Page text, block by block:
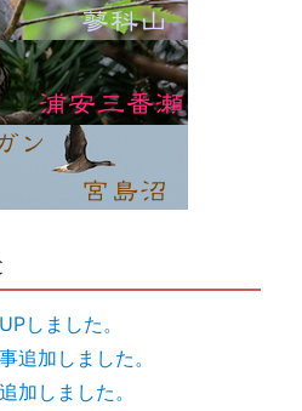
しました。
追加しました。
加しました。